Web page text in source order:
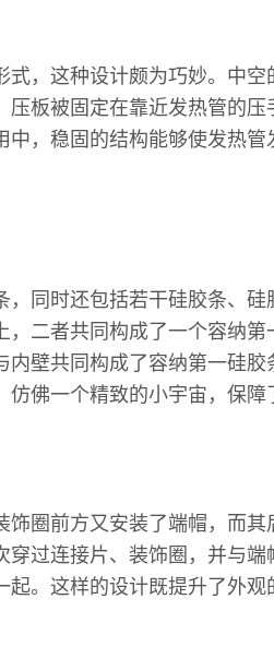
式，这种设计颇为巧妙。中
压板被固定在靠近发热管的
中，稳固的结构能够使发热
，同时还包括若干硅胶条、
，二者共同构成了一个容纳
内壁共同构成了容纳第一硅
佛一个精致的小宇宙，保障
饰圈前方又安装了端帽，而
穿过连接片、装饰圈，并与
起。这样的设计既提升了外